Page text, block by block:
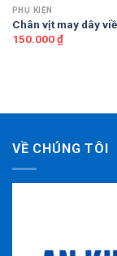
PHỤ KIỆN
Chân vịt may dây
150.000₫
VỀ CHÚNG TÔI